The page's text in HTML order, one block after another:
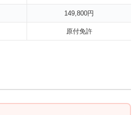
149,800円
原付免許